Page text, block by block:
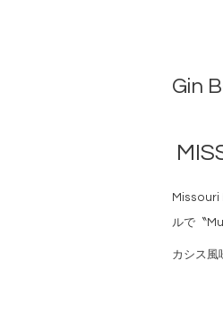
Gin
Missouri
ルで〝
カシス